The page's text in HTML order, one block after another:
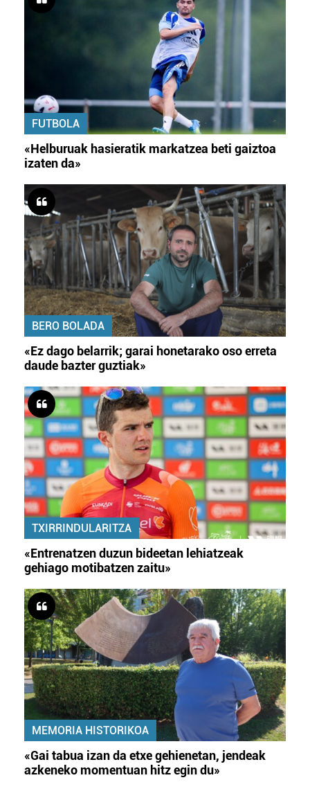
FUTBOLA
«Helburuak hasieratik markatzea beti gaiztoa
izaten da»
BERO BOLADA
«Ez dago belarrik; garai honetarako oso erreta
daude bazter guztiak»
TXIRRINDULARITZA
«Entrenatzen duzun bideetan lehiatzeak
gehiago motibatzen zaitu»
MEMORIA HISTORIKOA
«Gai tabua izan da etxe gehienetan, jendeak
azkeneko momentuan hitz egin du»